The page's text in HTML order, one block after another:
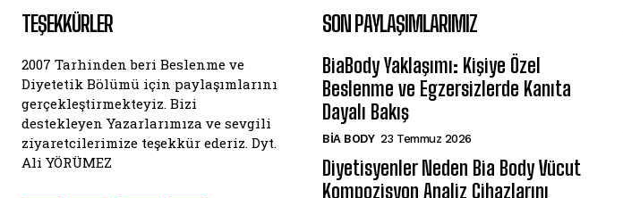
TEŞEKKÜRLER
2007 Tarhinden beri Beslenme ve
Diyetetik Bölümü için paylaşımlarını
gerçekleştirmekteyiz. Bizi
destekleyen Yazarlarımıza ve sevgili
ziyaretcilerimize teşekkür ederiz. Dyt.
Ali YÖRÜMEZ
SON PAYLAŞIMLARIMIZ
BiaBody Yaklaşımı: Kişiye Özel
Beslenme ve Egzersizlerde Kanıta
Dayalı Bakış
BIA BODY 23 Temmuz 2026
Diyetisyenler Neden Bia Body Vücut
Kompozisyon Analiz Cihazlarını